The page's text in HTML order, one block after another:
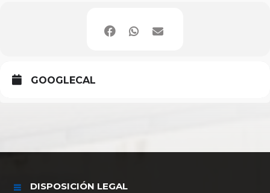
GOOGLECAL
DISPOSICIÓN LEGAL